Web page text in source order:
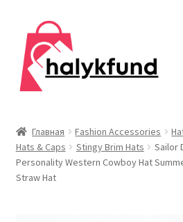
Перейти
навигации
Перейти
содержимому
Главная
Главная Fashion Accessories
Hats & Caps
Stingy Brim Hats
Sailor
Personality Western Cowboy Hat
Straw Hat